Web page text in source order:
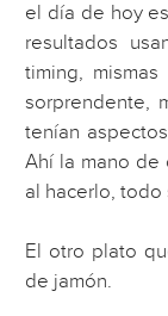
el día de hoy
resultados
timing,
sorprendente,
tenían
Ahí la mano de
al hacerlo, todo
El otro plato
de jamón.